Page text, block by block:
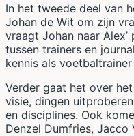
In het tweede deel van
Johan de Wit om zijn
vraagt Johan naar
tussen trainers en
kennis als
Verder gaat het over
visie, dingen
en disciplines. Ook
Denzel Dumfries, Jacco